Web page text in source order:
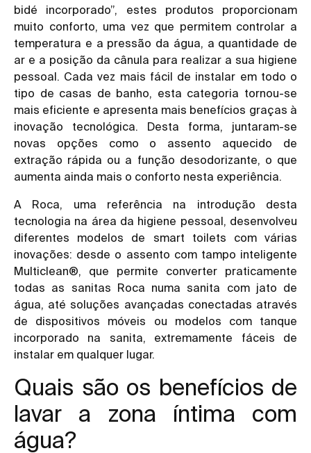
bidé incorporado”, estes produtos proporcionam
muito conforto, uma vez que permitem controlar a
temperatura e a pressão da água, a quantidade de
ar e a posição da cânula para realizar a sua higiene
pessoal. Cada vez mais fácil de instalar em todo o
tipo de casas de banho, esta categoria tornou-se
mais eficiente e apresenta mais benefícios graças à
inovação tecnológica. Desta forma, juntaram-se
novas opções como o assento aquecido de
extração rápida ou a função desodorizante, o que
aumenta ainda mais o conforto nesta experiência.
A Roca, uma referência na introdução desta
tecnologia na área da higiene pessoal, desenvolveu
diferentes modelos de smart toilets com várias
inovações: desde o assento com tampo inteligente
Multiclean®, que permite converter praticamente
todas as sanitas Roca numa sanita com jato de
água, até soluções avançadas conectadas através
de dispositivos móveis ou modelos com tanque
incorporado na sanita, extremamente fáceis de
instalar em qualquer lugar.
Quais são os benefícios de
lavar a zona íntima com
água?